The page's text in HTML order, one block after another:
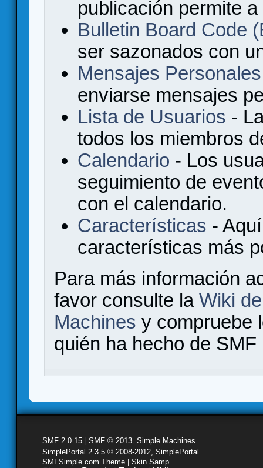
publicación permite
Bulletin Board Code
ser sazonados con
Mensajes Personales
enviarse mensajes
Lista de Usuarios -
todos los miembros
Calendario - Los
seguimiento de
con el calendario.
Características -
características más
Para más información
favor consulte la Wiki
Machines y compruebe
quién ha hecho de
SMF 2.0.15 SMF © 2013 Simple Machines
SimplePortal 2.3.5 © 2008-2012, SimplePortal
SMFSimple.com Theme | Skin Samp